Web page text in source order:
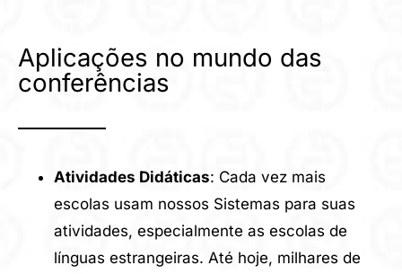
Aplicações no mundo das
conferências
Atividades Didáticas: Cada vez mais
escolas usam nossos Sistemas para suas
atividades, especialmente as escolas de
línguas estrangeiras. Até hoje, milhares de